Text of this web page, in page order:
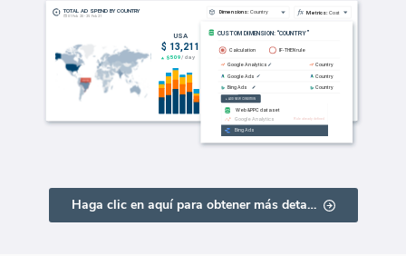
Haga clic en aquí para obtener más detalles